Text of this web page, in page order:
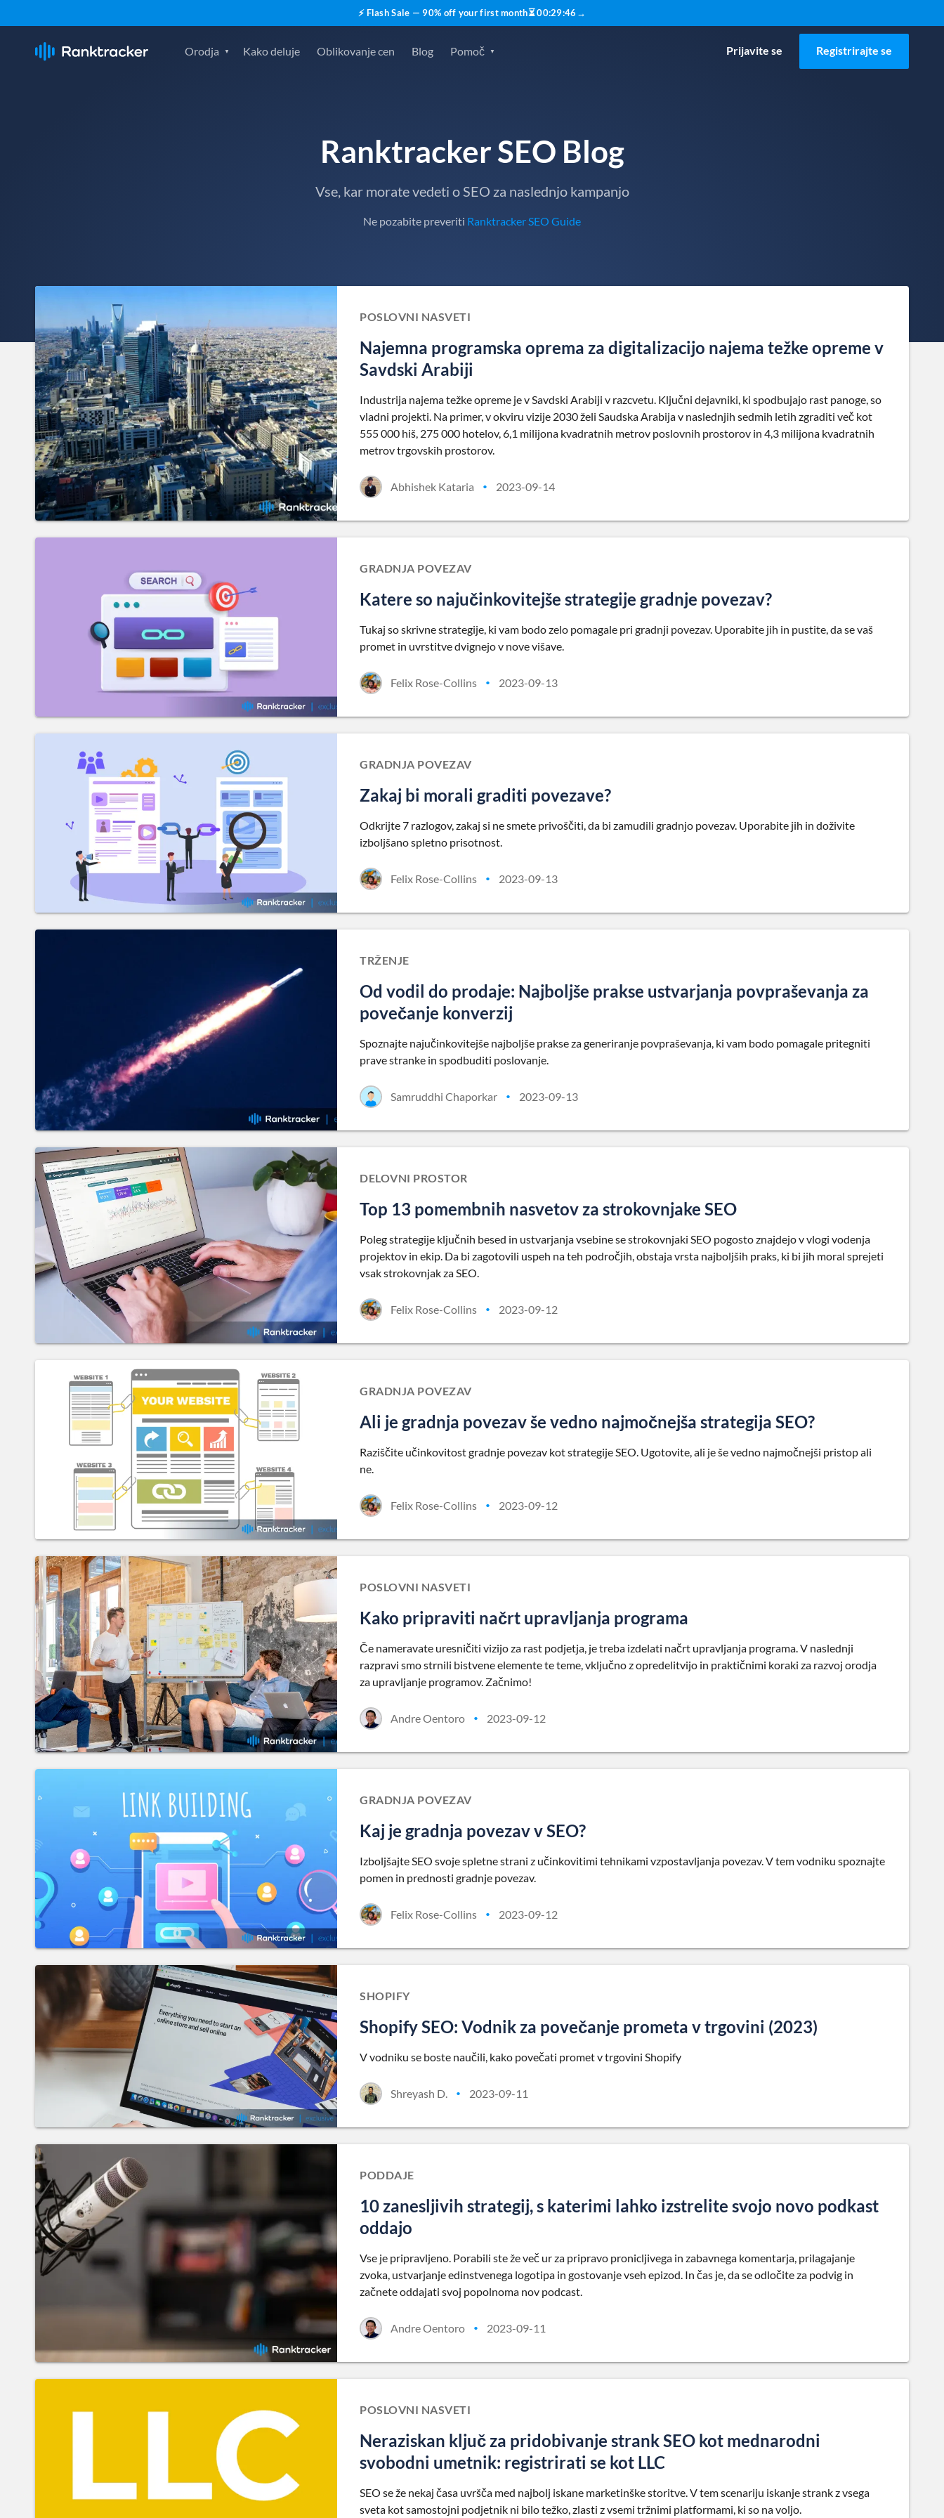
⚡ Flash Sale — 90% off your first month⏳00:29:45 →
Orodja Kako deluje Oblikovanje cen Blog Pomoč Prijavite se Registrirajte se
Ranktracker SEO Blog
Vse, kar morate vedeti o SEO za naslednjo kampanjo
Ne pozabite preveriti Ranktracker SEO Guide
POSLOVNI NASVETI
Najemna programska oprema za digitalizacijo najema težke opreme v
Savdski Arabiji
Industrija najema težke opreme je v Savdski Arabiji v razcvetu. Ključni dejavniki, ki spodbujajo rast panoge, so
vladni projekti. Na primer, v okviru vizije 2030 želi Saudska Arabija v naslednjih sedmih letih zgraditi več kot
555 000 hiš, 275 000 hotelov, 6,1 milijona kvadratnih metrov poslovnih prostorov in 4,3 milijona kvadratnih
metrov trgovskih prostorov.
Abhishek Kataria • 2023-09-14
GRADNJA POVEZAV
Katere so najučinkovitejše strategije gradnje povezav?
Tukaj so skrivne strategije, ki vam bodo zelo pomagale pri gradnji povezav. Uporabite jih in pustite, da se vaš
promet in uvrstitve dvignejo v nove višave.
Felix Rose-Collins • 2023-09-13
GRADNJA POVEZAV
Zakaj bi morali graditi povezave?
Odkrijte 7 razlogov, zakaj si ne smete privoščiti, da bi zamudili gradnjo povezav. Uporabite jih in doživite
izboljšano spletno prisotnost.
Felix Rose-Collins • 2023-09-13
TRŽENJE
Od vodil do prodaje: Najboljše prakse ustvarjanja povpraševanja za
povečanje konverzij
Spoznajte najučinkovitejše najboljše prakse za generiranje povpraševanja, ki vam bodo pomagale pritegniti
prave stranke in spodbuditi poslovanje.
Samruddhi Chaporkar • 2023-09-13
DELOVNI PROSTOR
Top 13 pomembnih nasvetov za strokovnjake SEO
Poleg strategije ključnih besed in ustvarjanja vsebine se strokovnjaki SEO pogosto znajdejo v vlogi vodenja
projektov in ekip. Da bi zagotovili uspeh na teh področjih, obstaja vrsta najboljših praks, ki bi jih moral sprejeti
vsak strokovnjak za SEO.
Felix Rose-Collins • 2023-09-12
GRADNJA POVEZAV
Ali je gradnja povezav še vedno najmočnejša strategija SEO?
Raziščite učinkovitost gradnje povezav kot strategije SEO. Ugotovite, ali je še vedno najmočnejši pristop ali
ne.
Felix Rose-Collins • 2023-09-12
POSLOVNI NASVETI
Kako pripraviti načrt upravljanja programa
Če nameravate uresničiti vizijo za rast podjetja, je treba izdelati načrt upravljanja programa. V naslednji
razpravi smo strnili bistvene elemente te teme, vključno z opredelitvijo in praktičnimi koraki za razvoj orodja
za upravljanje programov. Začnimo!
Andre Oentoro • 2023-09-12
GRADNJA POVEZAV
Kaj je gradnja povezav v SEO?
Izboljšajte SEO svoje spletne strani z učinkovitimi tehnikami vzpostavljanja povezav. V tem vodniku spoznajte
pomen in prednosti gradnje povezav.
Felix Rose-Collins • 2023-09-12
SHOPIFY
Shopify SEO: Vodnik za povečanje prometa v trgovini (2023)
V vodniku se boste naučili, kako povečati promet v trgovini Shopify
Shreyash D. • 2023-09-11
PODDAJE
10 zanesljivih strategij, s katerimi lahko izstrelite svojo novo podkast
oddajo
Vse je pripravljeno. Porabili ste že več ur za pripravo pronicljivega in zabavnega komentarja, prilagajanje
zvoka, ustvarjanje edinstvenega logotipa in gostovanje vseh epizod. In čas je, da se odločite za podvig in
začnete oddajati svoj popolnoma nov podcast.
Andre Oentoro • 2023-09-11
POSLOVNI NASVETI
Neraziskan ključ za pridobivanje strank SEO kot mednarodni
svobodni umetnik: registrirati se kot LLC
SEO se že nekaj časa uvršča med najbolj iskane marketinške storitve. V tem scenariju iskanje strank z vsega
sveta kot samostojni podjetnik ni bilo težko, zlasti z vsemi tržnimi platformami, ki so na voljo.